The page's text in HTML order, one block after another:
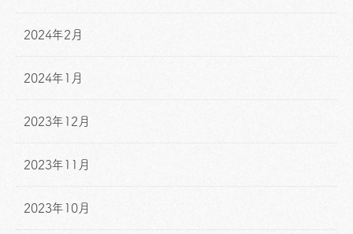
2024年2月
2024年1月
2023年12月
2023年11月
2023年10月